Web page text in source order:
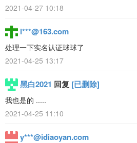
2021-04-27 10:18
l***@163.com
处理一下实名认证球球了
2021-04-25 13:17
黑白2021 回复 [已删除]
我也是的 .....
2021-04-25 11:10
y***@idiaoyan.com